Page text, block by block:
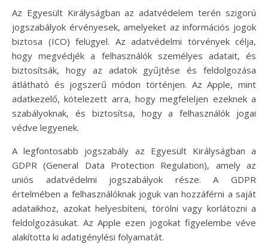
Az Egyesült Királyságban az adatvédelem terén szigorú
jogszabályok érvényesek, amelyeket az információs jogok
biztosa (ICO) felügyel. Az adatvédelmi törvények célja,
hogy megvédjék a felhasználók személyes adatait, és
biztosítsák, hogy az adatok gyűjtése és feldolgozása
átlátható és jogszerű módon történjen. Az Apple, mint
adatkezelő, kötelezett arra, hogy megfeleljen ezeknek a
szabályoknak, és biztosítsa, hogy a felhasználók jogai
védve legyenek.
A legfontosabb jogszabály az Egyesült Királyságban a
GDPR (General Data Protection Regulation), amely az
uniós adatvédelmi jogszabályok része. A GDPR
értelmében a felhasználóknak joguk van hozzáférni a saját
adataikhoz, azokat helyesbíteni, törölni vagy korlátozni a
feldolgozásukat. Az Apple ezen jogokat figyelembe véve
alakította ki adatigénylési folyamatát.